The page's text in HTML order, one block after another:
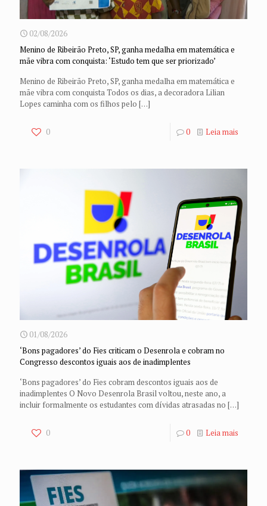
02/08/2026
Menino de Ribeirão Preto, SP, ganha medalha em matemática e
mãe vibra com conquista: ‘Estudo tem que ser priorizado’
Menino de Ribeirão Preto, SP, ganha medalha em matemática e
mãe vibra com conquista Todos os dias, a decoradora Lilian
Lopes caminha com os filhos pelo […]
0 0 Leia mais
01/08/2026
‘Bons pagadores’ do Fies criticam o Desenrola e cobram no
Congresso descontos iguais aos de inadimplentes
‘Bons pagadores’ do Fies cobram descontos iguais aos de
inadimplentes O Novo Desenrola Brasil voltou, neste ano, a
incluir formalmente os estudantes com dívidas atrasadas no […]
0 0 Leia mais